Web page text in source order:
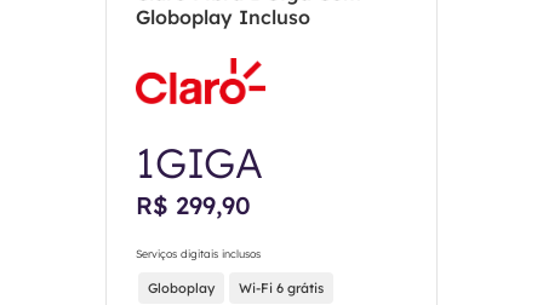
Globoplay Incluso
1GIGA
R$ 299,90
Serviços digitais inclusos
Globoplay Wi-Fi 6 grátis